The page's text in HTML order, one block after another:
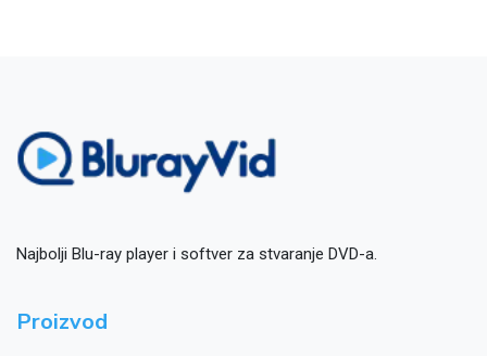
Najbolji Blu-ray player i softver za stvaranje DVD-a.
Proizvod